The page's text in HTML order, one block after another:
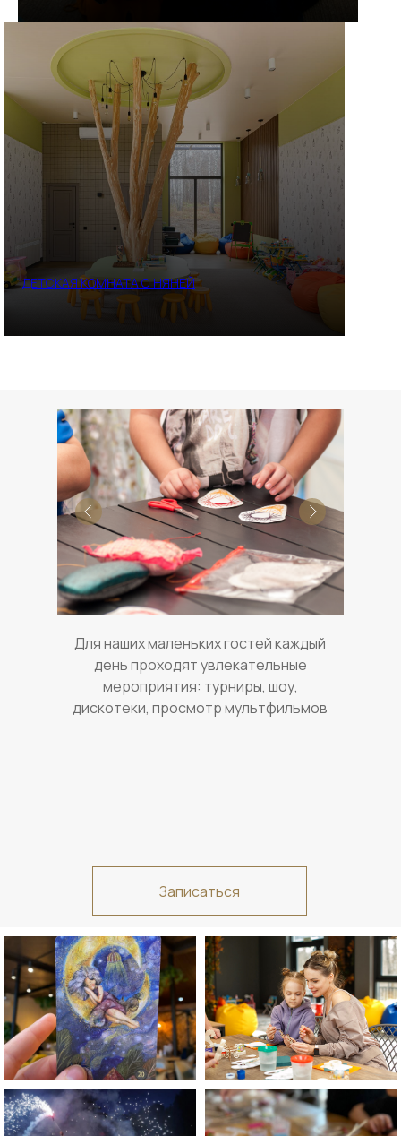
ДЕТСКАЯ КОМНАТА С НЯНЕЙ
Для наших маленьких гостей каждый
день проходят увлекательные
мероприятия: турниры, шоу,
дискотеки, просмотр мультфильмов
Записаться